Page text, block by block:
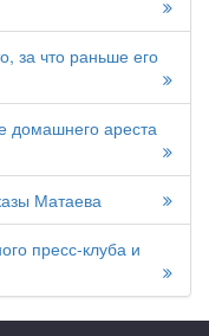
за что раньше его
домашнего ареста
Матаева
пресс-клуба и